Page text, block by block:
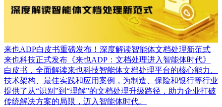
来也ADP白皮书重磅发布！深度解读智能体文档处理新范式
来也科技正式发布《来也ADP：文档处理进入智能体时代》
白皮书，全面解读来也科技智能体文档处理平台的核心能力、
技术架构、最佳实践和应用案例，为制造、保险和银行等行业
提供了从“识别”到“理解”的文档处理升级路径，助力企业打破
传统解决方案的局限，迈入智能体时代。